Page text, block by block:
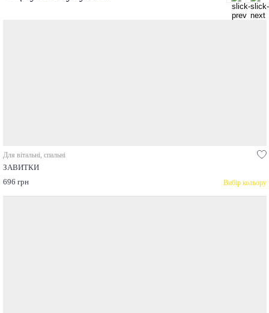
Для вітальні, спальні
ЗАВИТКИ
696 грн
Вибір кольору